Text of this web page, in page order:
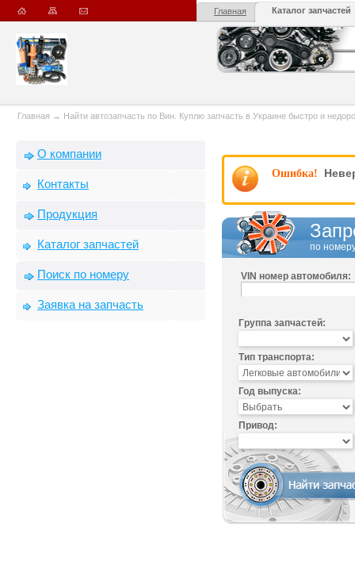
Главная Каталог запчастей
Главная → Найти автозапчасть по Вин. Куплю запчасть в Украине быстро и
О компании
Контакты
Продукция
Каталог запчастей
Поиск по номеру
Заявка на запчасть
Ошибка!
по
VIN номер автомобиля:
Группа запчастей:
Тип транспорта:
Год выпуска:
Привод: